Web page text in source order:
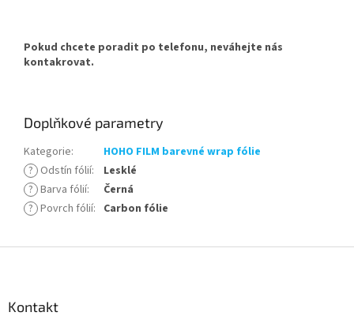
Pokud chcete poradit po telefonu, neváhejte nás
kontakrovat.
Doplňkové parametry
Kategorie:
HOHO FILM barevné wrap fólie
? Odstín fólií:
Lesklé
? Barva fólií:
Černá
? Povrch fólií: Carbon fólie
Kontakt